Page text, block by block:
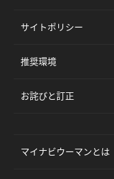
サイトポリシー
推奨環境
お詫びと訂正
マイナビウーマンとは